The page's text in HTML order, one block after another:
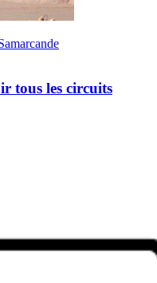
tous les circuits